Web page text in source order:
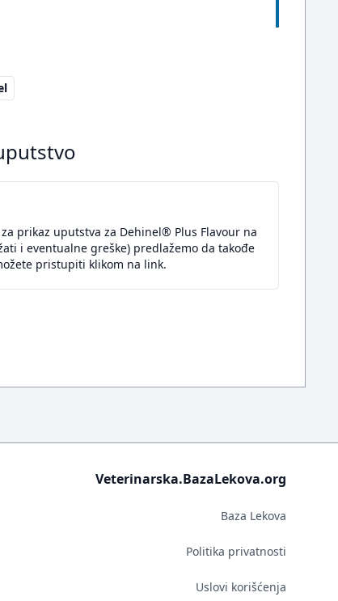
prikaz uputstva za Dehinel® Plus Flavour na
i eventualne greške) predlažemo da takođe
pristupiti klikom na link.
Veterinarska.BazaLekova.org
Baza Lekova
Politika privatnosti
Uslovi korišćenja